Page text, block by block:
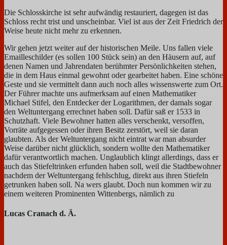
Die Schlosskirche ist sehr aufwändig restauriert, dagegen ist das
Schloss recht trist und unscheinbar. Viel ist aus der Zeit Friedrich der
Weise heute nicht mehr zu erkennen.
Wir gehen jetzt weiter auf der historischen Meile. Uns fallen viele
Emailleschilder (es sollen 100 Stück sein) an den Häusern auf, auf
denen Namen und Jahrendaten berühmter Persönlichkeiten stehen,
die in dem Haus einmal gewohnt oder gearbeitet haben. Eine schöne
Geste und sie vermittelt dann auch noch alles wissenswerte zum Ort.
Der Führer machte uns aufmerksam auf einen Mathematiker
Michael Stifel, den Entdecker der Logarithmen, der damals sogar
den Weltuntergang errechnet haben soll. Dafür saß er 1533 in
Schutzhaft. Viele Bewohner hatten alles verschenkt, versoffen,
Vorräte aufgegessen oder ihren Besitz zerstört, weil sie daran
glaubten. Als der Weltuntergang nicht eintrat war man absurder
Weise darüber nicht glücklich, sondern wollte den Mathematiker
dafür verantwortlich machen. Unglaublich klingt allerdings, dass er
auch das Stiefeltrinken erfunden haben soll, weil die Stadtbewohner
nachdem der Weltuntergang fehlschlug, direkt aus ihren Stiefeln
getrunken haben soll. Na wers glaubt. Doch nun kommen wir zu
einem weiteren Prominenten Wittenbergs, nämlich zu
Lucas Cranach d. Ä.